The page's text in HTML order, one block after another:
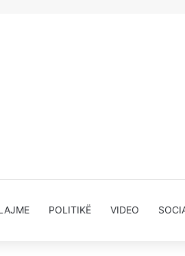
POLITIKË VIDEO